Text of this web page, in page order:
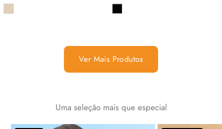
COR COR
Ver Mais Produtos
Uma seleção mais que especial